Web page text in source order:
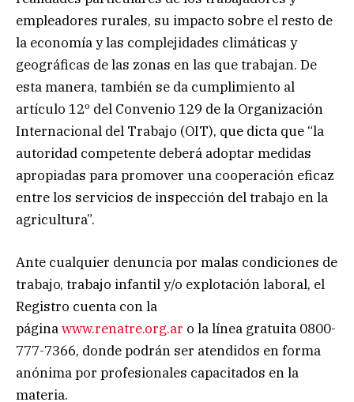
empleadores rurales, su impacto sobre el resto de
la economía y las complejidades climáticas y
geográficas de las zonas en las que trabajan. De
esta manera, también se da cumplimiento al
artículo 12º del Convenio 129 de la Organización
Internacional del Trabajo (OIT), que dicta que “la
autoridad competente deberá adoptar medidas
apropiadas para promover una cooperación eficaz
entre los servicios de inspección del trabajo en la
agricultura”.
Ante cualquier denuncia por malas condiciones de
trabajo, trabajo infantil y/o explotación laboral, el
Registro cuenta con la
páginawww.renatre.org.ar o la línea gratuita 0800-
777-7366, donde podrán ser atendidos en forma
anónima por profesionales capacitados en la
materia.